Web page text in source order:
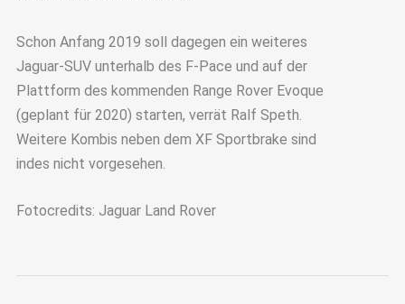
Schon Anfang 2019 soll dagegen ein weiteres
Jaguar-SUV unterhalb des F-Pace und auf der
Plattform des kommenden Range Rover Evoque
(geplant für 2020) starten, verrät Ralf Speth.
Weitere Kombis neben dem XF Sportbrake sind
indes nicht vorgesehen.
Fotocredits: Jaguar Land Rover